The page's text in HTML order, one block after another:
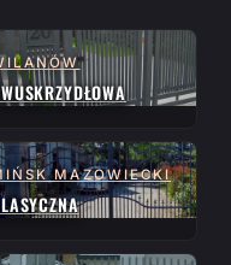
MAZOWIECKI